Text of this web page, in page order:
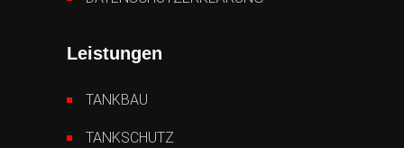
Leistungen
TANKBAU
TANKSCHUTZ